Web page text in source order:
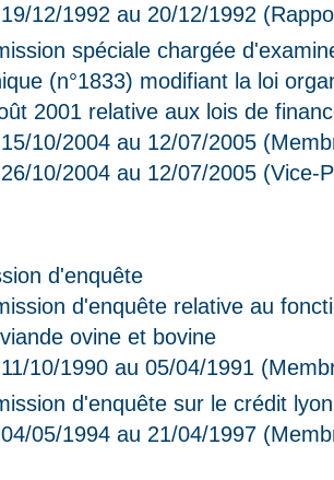
12/1992 au 20/12/1992
spéciale chargée
(n°1833) modifiant la loi
2001 relative aux lois de
10/2004 au 12/07/2005
10/2004 au 12/07/2005 (Vice-
d'enquête
d'enquête relative au
ovine et bovine
10/1990 au 05/04/1991
d'enquête sur le crédit
05/1994 au 21/04/1997